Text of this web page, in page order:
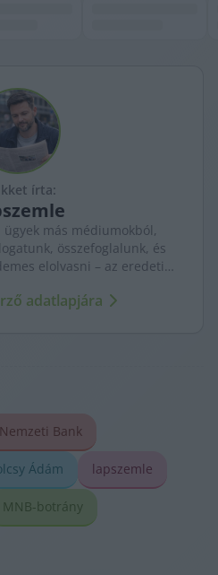
írta:
más médiumokból,
összefoglalunk, és
elolvasni – az eredeti
adatlapjára
Bank
Ádám lapszemle
MNB-botrány